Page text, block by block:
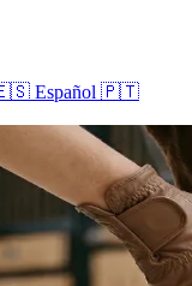
Español 🇵🇹